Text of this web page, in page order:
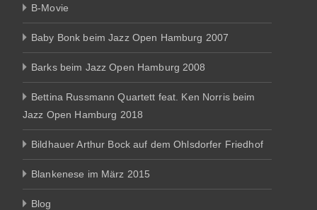
B-Movie
Baby Bonk beim Jazz Open Hamburg 2007
Barks beim Jazz Open Hamburg 2008
Bettina Russmann Quartett feat. Ken Norris beim
Jazz Open Hamburg 2018
Bildhauer Arthur Bock auf dem Ohlsdorfer Friedhof
Blankenese im März 2015
Blog